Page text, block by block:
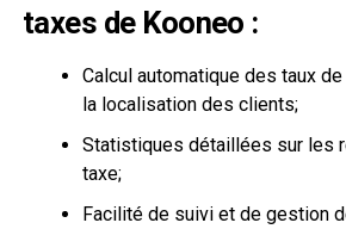
taxes de Kooneo :
Calcul automatique des taux
la localisation des clients;
Statistiques détaillées sur les
taxe;
Facilité de suivi et de gestion